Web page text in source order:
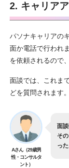
2. キャリア
パソナキャリアの
面か電話で行われ
を依頼されるので
面談では、これま
どを質問されます。
Aさん（29歳男
性・コンサルタ
ント）
面
そ
った